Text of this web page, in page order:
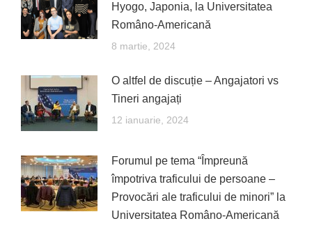
Hyogo, Japonia, la Universitatea
Româno-Americană
8 martie, 2024
O altfel de discuție – Angajatori vs
Tineri angajați
12 ianuarie, 2024
Forumul pe tema “Împreună
împotriva traficului de persoane –
Provocări ale traficului de minori” la
Universitatea Româno-Americană